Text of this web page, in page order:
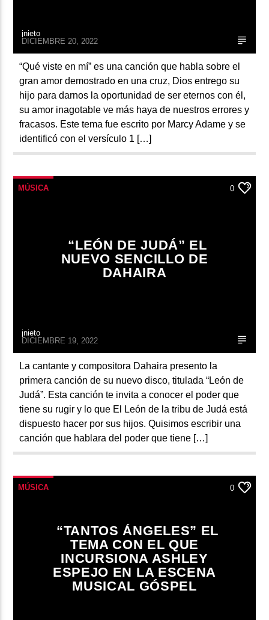
jnieto
DICIEMBRE 20, 2022
“Qué viste en mí” es una canción que habla sobre el
gran amor demostrado en una cruz, Dios entrego su
hijo para darnos la oportunidad de ser eternos con él,
su amor inagotable ve más haya de nuestros errores y
fracasos. Este tema fue escrito por Marcy Adame y se
identificó con el versículo 1 […]
MÚSICA 0
“LEÓN DE JUDÁ” EL
NUEVO SENCILLO DE
DAHAIRA
jnieto
DICIEMBRE 19, 2022
La cantante y compositora Dahaira presento la
primera canción de su nuevo disco, titulada “León de
Judá”. Esta canción te invita a conocer el poder que
tiene su rugir y lo que El León de la tribu de Judá está
dispuesto hacer por sus hijos. Quisimos escribir una
canción que hablara del poder que tiene […]
MÚSICA 0
“TANTOS ÁNGELES” EL
TEMA CON EL QUE
INCURSIONA ASHLEY
ESPEJO EN LA ESCENA
MUSICAL GÓSPEL